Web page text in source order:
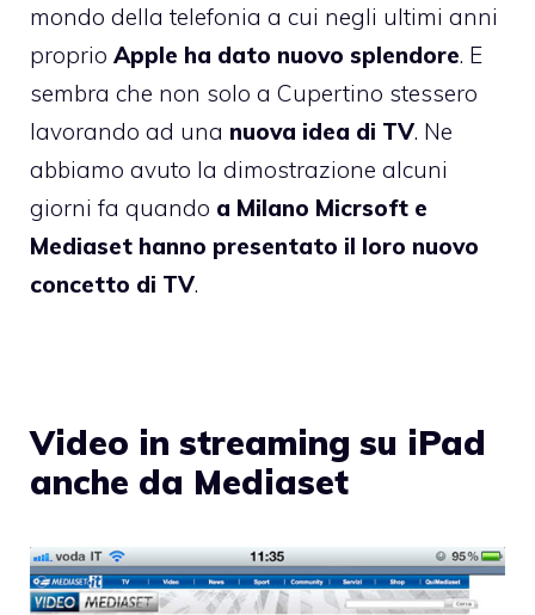
mondo della telefonia a cui negli ultimi anni
proprio Apple ha dato nuovo splendore. E
sembra che non solo a Cupertino stessero
lavorando ad una nuova idea di TV. Ne
abbiamo avuto la dimostrazione alcuni
giorni fa quando a Milano Micrsoft e
Mediaset hanno presentato il loro nuovo
concetto di TV.
Video in streaming su iPad
anche da Mediaset